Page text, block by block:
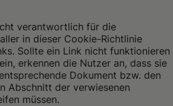
verantwortlich für die
in dieser Cookie-Richtlinie
Sollte ein Link nicht funktionieren
erkennen die Nutzer an, dass sie
Dokument bzw. den
Abschnitt der verwiesenen
müssen.